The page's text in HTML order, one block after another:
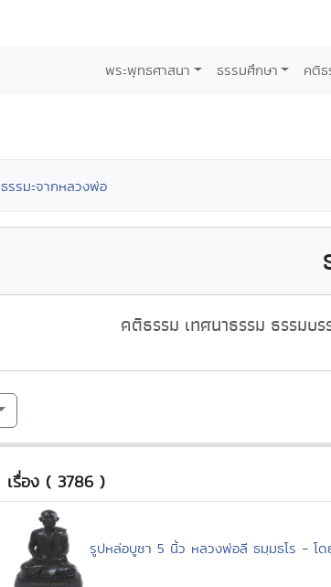
พระพุทธศาสนา ธรรมศึกษา คติธ
ธรรมะจากหลวงพ่อ
คติธรรม เทศนาธรรม ธรรมบ
เรื่อง ( 3786 )
รูปหล่อบูชา 5 นิ้ว หลวงพ่อลี ธมฺมธโร - โ